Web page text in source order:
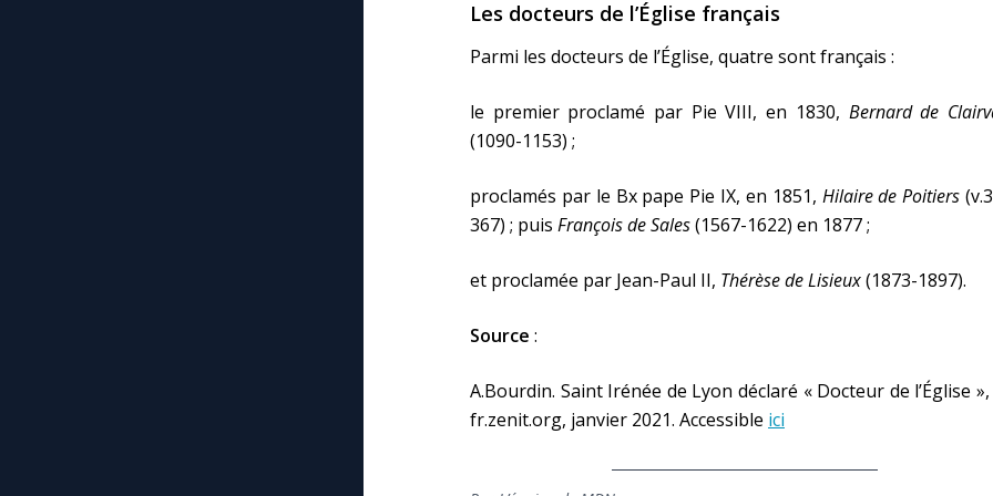
Les docteurs de l’Église français
Parmi les docteurs de l’Église, quatre sont français :
le premier proclamé par Pie VIII, en 1830, Bernard de
(1090-1153) ;
proclamés par le Bx pape Pie IX, en 1851, Hilaire de Poitiers
367) ; puis François de Sales(1567-1622) en 1877 ;
et proclamée par Jean-Paul II, Thérèse de Lisieux(1873-1897).
Source :
A.Bourdin. Saint Irénée de Lyon déclaré « Docteur de l’Église »,
fr.zenit.org, janvier 2021. Accessible ici